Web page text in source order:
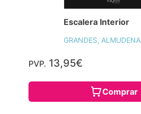
Escalera Interior
GRANDES, ALMUDENA
PVP. 13,95€
Comprar